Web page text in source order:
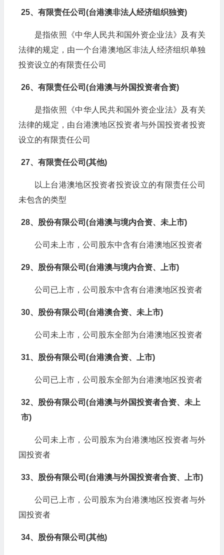
25、有限责任公司(台港澳非法人经济组织独资)
是指依照《中华人民共和国外资企业法》及有关
法律的规定，由一个台港澳地区非法人经济组织单独
投资设立的有限责任公司
26、有限责任公司(台港澳与外国投资者合资)
是指依照《中华人民共和国外资企业法》及有关
法律的规定，由台港澳地区投资者与外国投资者投资
设立的有限责任公司
27、有限责任公司(其他)
以上台港澳地区投资者投资设立的有限责任公司
未包含的类型
28、股份有限公司(台港澳与境内合资、未上市)
公司未上市，公司股东中含有台港澳地区投资者
29、股份有限公司(台港澳与境内合资、上市)
公司已上市，公司股东中含有台港澳地区投资者
30、股份有限公司(台港澳合资、未上市)
公司未上市，公司股东全部为台港澳地区投资者
31、股份有限公司(台港澳合资、上市)
公司已上市，公司股东全部为台港澳地区投资者
32、股份有限公司(台港澳与外国投资者合资、未上
市)
公司未上市，公司股东为台港澳地区投资者与外
国投资者
33、股份有限公司(台港澳与外国投资者合资、上市)
公司已上市，公司股东为台港澳地区投资者与外
国投资者
34、股份有限公司(其他)